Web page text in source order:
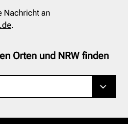
Nachricht an
.
Orten und NRW finden